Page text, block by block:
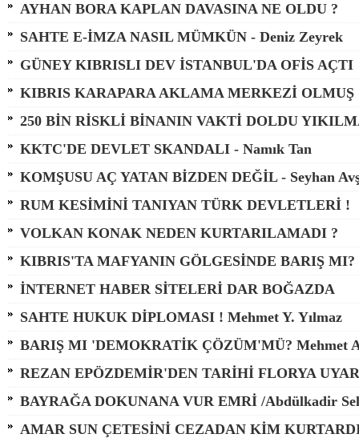
AYHAN BORA KAPLAN DAVASINA NE OLDU ?
SAHTE E-İMZA NASIL MÜMKÜN - Deniz Zeyrek
GÜNEY KIBRISLI DEV İSTANBUL'DA OFİS AÇTI
KIBRIS KARAPARA AKLAMA MERKEZİ OLMUŞ
250 BİN RİSKLİ BİNANIN VAKTİ DOLDU
KKTC'DE DEVLET SKANDALI - Namık Tan
KOMŞUSU AÇ YATAN BİZDEN DEĞİL - Seyhan
RUM KESİMİNİ TANIYAN TÜRK DEVLETLERİ !
VOLKAN KONAK NEDEN KURTARILAMADI ?
KIBRIS'TA MAFYANIN GÖLGESİNDE BARIŞ MI?
İNTERNET HABER SİTELERİ DAR BOĞAZDA
SAHTE HUKUK DİPLOMASI ! Mehmet Y. Yılmaz
BARIŞ MI 'DEMOKRATİK ÇÖZÜM'MÜ? Mehmet
REZAN EPÖZDEMİR'DEN TARİHİ FLORYA
BAYRAĞA DOKUNANA VUR EMRİ /Abdülkadir
AMAR SUN ÇETESİNİ CEZADAN KİM